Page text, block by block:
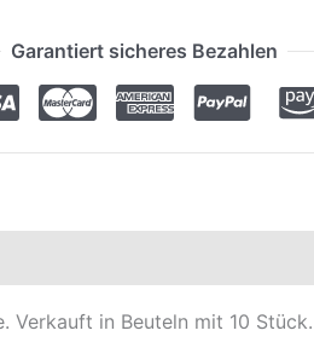
Garantiert sicheres Bezahlen
Verkauft in Beuteln mit 10 Stück.